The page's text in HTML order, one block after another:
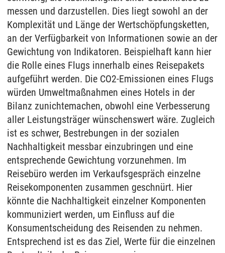
messen und darzustellen. Dies liegt sowohl an der
Komplexität und Länge der Wertschöpfungsketten,
an der Verfügbarkeit von Informationen sowie an der
Gewichtung von Indikatoren. Beispielhaft kann hier
die Rolle eines Flugs innerhalb eines Reisepakets
aufgeführt werden. Die CO2-Emissionen eines Flugs
würden Umweltmaßnahmen eines Hotels in der
Bilanz zunichtemachen, obwohl eine Verbesserung
aller Leistungsträger wünschenswert wäre. Zugleich
ist es schwer, Bestrebungen in der sozialen
Nachhaltigkeit messbar einzubringen und eine
entsprechende Gewichtung vorzunehmen. Im
Reisebüro werden im Verkaufsgespräch einzelne
Reisekomponenten zusammen geschnürt. Hier
könnte die Nachhaltigkeit einzelner Komponenten
kommuniziert werden, um Einfluss auf die
Konsumentscheidung des Reisenden zu nehmen.
Entsprechend ist es das Ziel, Werte für die einzelnen